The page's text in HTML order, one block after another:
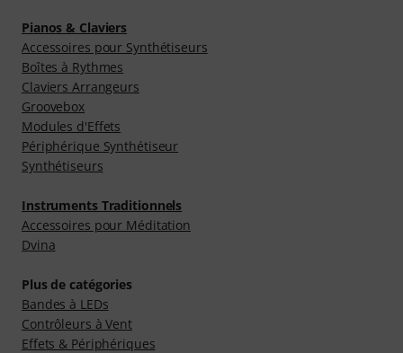
Pianos & Claviers
Accessoires pour Synthétiseurs
Boîtes à Rythmes
Claviers Arrangeurs
Groovebox
Modules d'Effets
Périphérique Synthétiseur
Synthétiseurs
Instruments Traditionnels
Accessoires pour Méditation
Dvina
Plus de catégories
Bandes à LEDs
Contrôleurs à Vent
Effets & Périphériques